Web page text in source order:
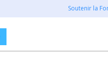
Soutenir la